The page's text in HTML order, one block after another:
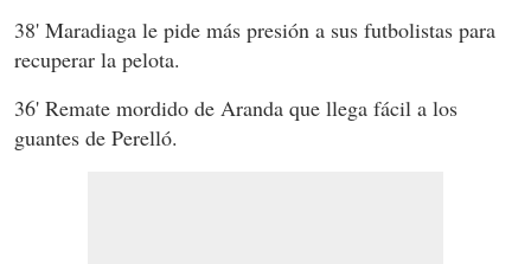
38' Maradiaga le pide más presión a sus futbolistas para
recuperar la pelota.
36' Remate mordido de Aranda que llega fácil a los
guantes de Perelló.